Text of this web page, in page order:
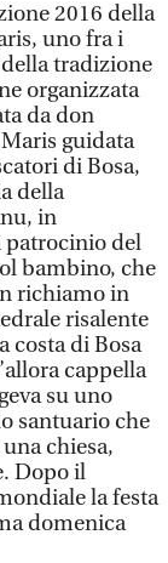
2016 della
uno fra i
tradizione
organizzata
da don
guidata
di Bosa,
della
in
patrocinio del
bambino, che
richiamo in
risalente
costa di Bosa
cappella
su uno
santuario che
chiesa,
Dopo il
la festa
domenica